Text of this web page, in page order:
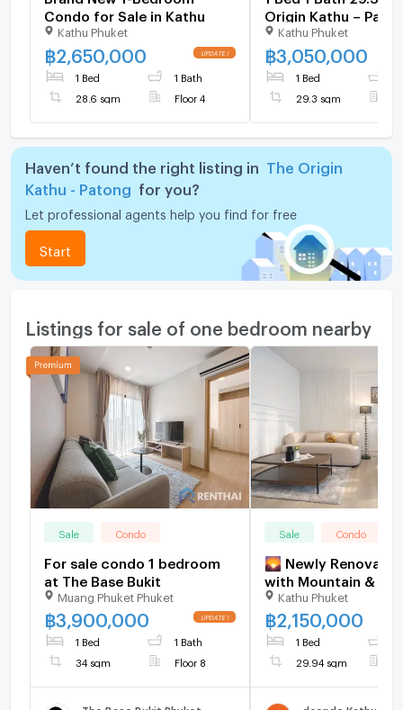
Condo for Sale in Kathu
Kathu Phuket
฿2,650,000
1 Bed 1 Bath
28.6 sqm Floor 4
Origin Kathu –
Kathu Phuket
฿3,050,000
1 Bed
29.3 sqm
Haven’t found the right listing in
The Origin
Kathu - Patong
for you?
Let professional agents help you find for free
Start
Listings for sale of one bedroom nearby
Sale Condo
For sale condo 1 bedroom
at The Base Bukit
Muang Phuket Phuket
฿3,900,000
1 Bed 1 Bath
34 sqm Floor 8
Sale Condo
🌄 Newly
with Mountain &
– Only 2.15 MB
Kathu Phuket
฿2,150,000
1 Bed
29.94 sqm